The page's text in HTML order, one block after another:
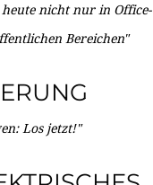
nicht nur in Office-
Bereichen"
Los jetzt!"